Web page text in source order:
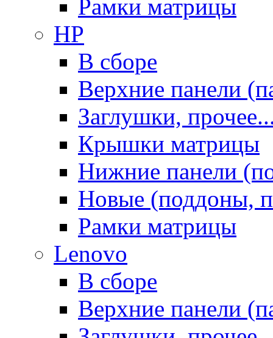
Рамки матрицы
HP
В сборе
Верхние панели
Заглушки,
Крышки матрицы
Нижние панели
Новые (поддоны,
Рамки матрицы
Lenovo
В сборе
Верхние панели